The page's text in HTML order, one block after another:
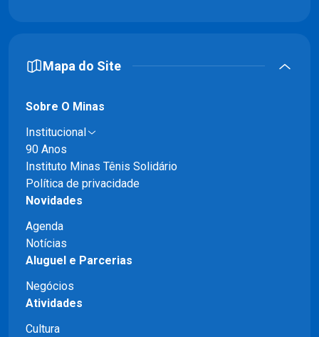
Mapa do Site
Sobre O Minas
Institucional
90 Anos
Instituto Minas Tênis Solidário
Política de privacidade
Novidades
Agenda
Notícias
Aluguel e Parcerias
Negócios
Atividades
Cultura